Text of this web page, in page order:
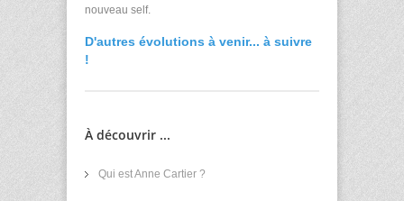
nouveau self.
D'autres évolutions à venir... à suivre
!
À découvrir ...
Qui est Anne Cartier ?